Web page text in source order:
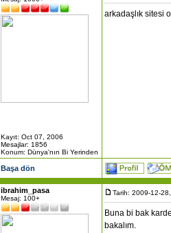
Kayıt: Oct 07, 2006
Mesajlar: 1856
Konum: Dünya'nın Bi Yerinden
arkadaşlık sitesi
Başa dön
ibrahim_pasa
Mesaj: 100+
Tarih: 2009-12-
Buna bi bak
bakalım.